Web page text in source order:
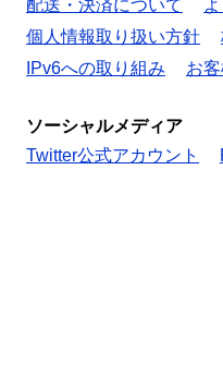
配送・決済について
個人情報取り扱い方針
IPv6への取り組み
お
ソーシャルメディア
Twitter公式アカウント